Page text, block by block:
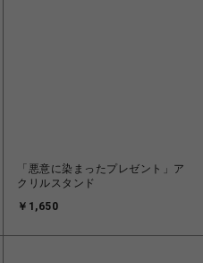
「悪意に染まったプレゼント」ア
クリルスタンド
￥1,650